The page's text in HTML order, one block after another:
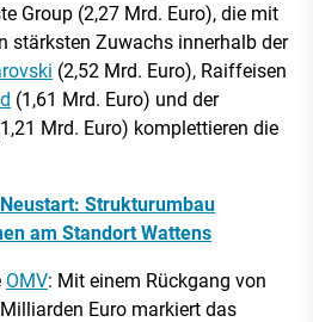
Group (2,27 Mrd. Euro), die mit
stärksten Zuwachs innerhalb der
(2,52 Mrd. Euro), Raiffeisen
(1,61 Mrd. Euro) und der
Mrd. Euro) komplettieren die
Strukturumbau
am Standort Wattens
OMV: Mit einem Rückgang von
Euro markiert das